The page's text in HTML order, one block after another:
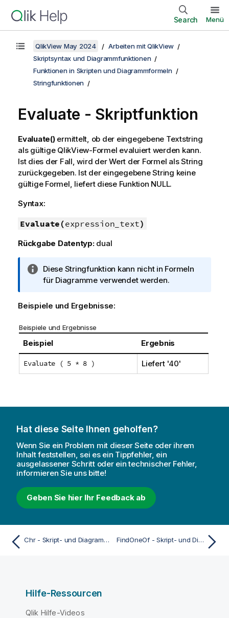
Search Menü
QlikView May 2024
Arbeiten mit QlikView
Skriptsyntax und Diagrammfunktionen
Funktionen in Skripten und Diagrammformeln
Stringfunktionen
Evaluate - Skriptfunktion
Evaluate()ermittelt, ob der eingegebene Textstring
als gültige QlikView-Formel evaluiert werden kann.
Ist dies der Fall, wird der Wert der Formel als String
zurückgegeben. Ist der eingegebene String keine
gültige Formel, liefert diese Funktion NULL.
Syntax:
Evaluate(expression_text)
Rückgabe Datentyp: dual
I
n
o
m
a
t
n
e
i
s
Diese Stringfunktion kann nicht in Formeln
für Diagramme verwendet werden.
Beispiele und Ergebnisse:
Beispiele und Ergebnisse
Beispiel Ergebnis
Evaluate ( 5 * 8 ) Liefert '40'
Hat diese Seite Ihnen geholfen?
Wenn Sie ein Problem mit dieser Seite oder ihrem
Inhalt feststellen, sei es ein Tippfehler, ein
ausgelassener Schritt oder ein technischer Fehler,
informieren Sie uns bitte!
Geben Sie hier Ihr Feedback ab
Chr - Skript- und Diagrammfunktion FindOneOf - Skript- und Diagrammfunktion
Hilfe-Ressourcen
Qlik Hilfe-Videos